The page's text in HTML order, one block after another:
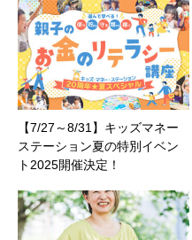
【7/27～8/31】キッズマネー
ステーション夏の特別イベン
ト2025開催決定！